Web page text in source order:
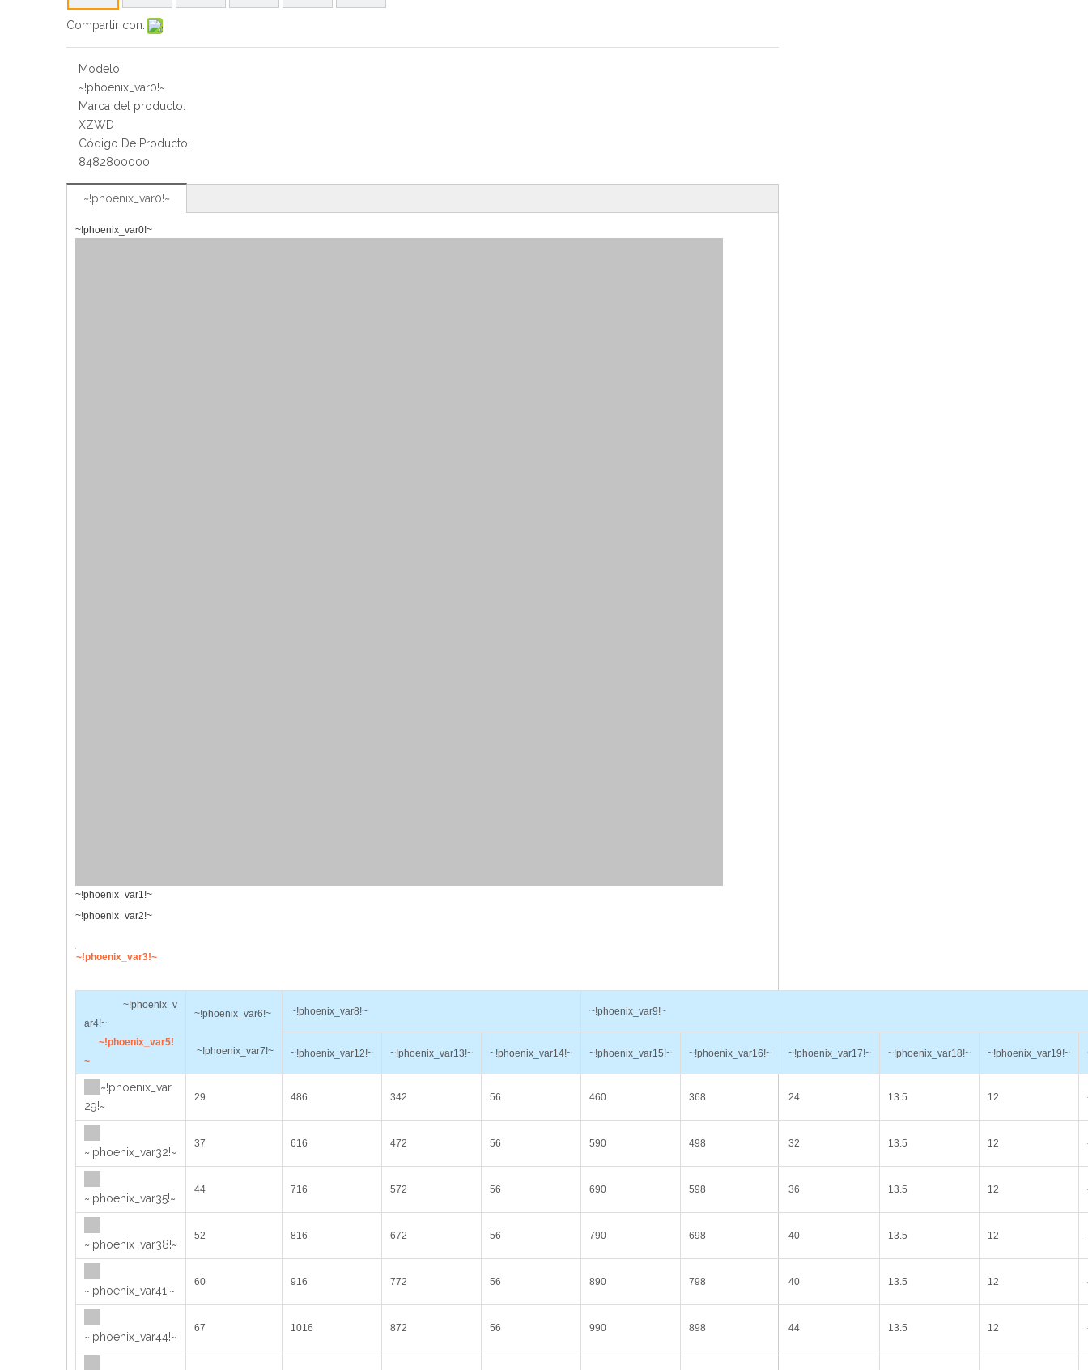
Compartir con:
Modelo:
~!phoenix_var0!~
Marca del producto:
XZWD
Código De Producto:
8482800000
~!phoenix_var0!~
~!phoenix_var0!~
~!phoenix_var1!~
~!phoenix_var2!~
~!phoenix_var3!~
~!phoenix_v
ar4!~
~!phoenix_var5!
~
~!phoenix_var6!~
~!phoenix_var7!~
~!phoenix_var8!~ ~!phoenix_var9!~
~!phoenix_var12!~ ~!phoenix_var13!~ ~!phoenix_var14!~ ~!phoenix_var15!~ ~!phoenix_var16!~ ~!phoenix_var17!~ ~!phoenix_var18!~ ~!phoenix_var19!~
~!phoenix_var
29!~
29 486 342 56 460 368 24 13.5 12
~!phoenix_var32!~
37 616 472 56 590 498 32 13.5 12
~!phoenix_var35!~
44 716 572 56 690 598 36 13.5 12
~!phoenix_var38!~
52 816 672 56 790 698 40 13.5 12
~!phoenix_var41!~
60 916 772 56 890 798 40 13.5 12
~!phoenix_var44!~
67 1016 872 56 990 898 44 13.5 12